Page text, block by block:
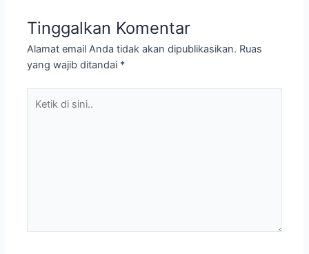
Tinggalkan Komentar
Alamat email Anda tidak akan dipublikasikan. Ruas
yang wajib ditandai *